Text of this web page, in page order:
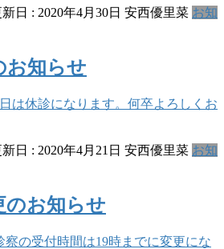
日 : 2020年4月30日 安西優里菜 お知
お知らせ
は休診になります。何卒よろしくお
日 : 2020年4月21日 安西優里菜 お知
のお知らせ
察の受付時間は19時までに変更にな